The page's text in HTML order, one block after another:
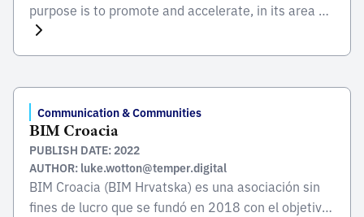
purpose is to promote and accelerate, in its area of
influence, the process of adoption and
implementation of the BIM methodology in
training.
Communication & Communities
BIM Croacia
PUBLISH DATE: 2022
AUTHOR: luke.wotton@temper.digital
BIM Croacia (BIM Hrvatska) es una asociación sin
fines de lucro que se fundó en 2018 con el objetivo